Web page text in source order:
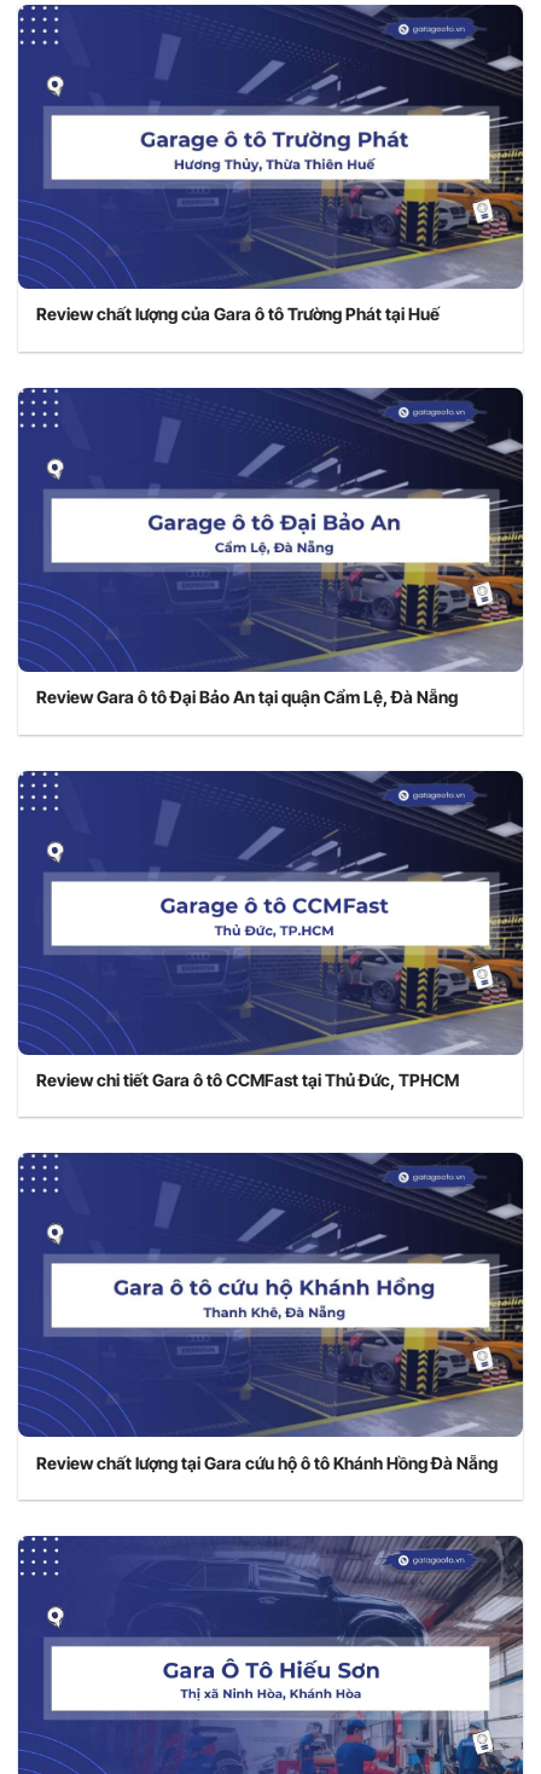
Review chất lượng của Gara ô tô Trường Phát tại Huế
Review Gara ô tô Đại Bảo An tại quận Cẩm Lệ, Đà Nẵng
Review chi tiết Gara ô tô CCMFast tại Thủ Đức, TPHCM
Review chất lượng tại Gara cứu hộ ô tô Khánh Hồng Đà Nẵng